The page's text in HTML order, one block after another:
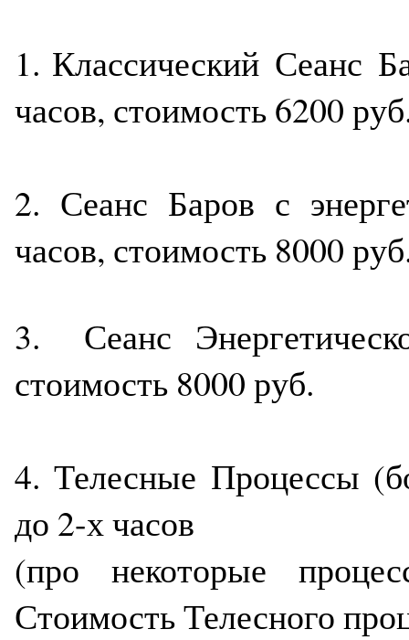
1. Классический Сеанс
часов, стоимость 6200
2. Сеанс Баров с
часов, стоимость 8000
3. Сеанс
стоимость 8000 руб.
4. Телесные Процессы
до 2-х часов
(про некоторые
Стоимость Телесного